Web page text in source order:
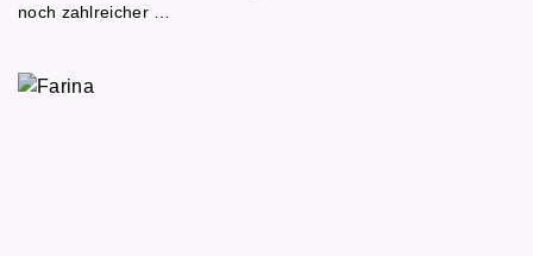
noch zahlreicher …